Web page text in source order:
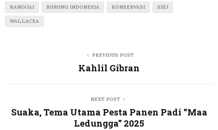
BANGGAI BURUNG INDONESIA KONSERVASI SIEJ
WALLACEA
PREVIOUS POST
Kahlil Gibran
NEXT POST
Suaka, Tema Utama Pesta Panen Padi “Maa
Ledungga” 2025